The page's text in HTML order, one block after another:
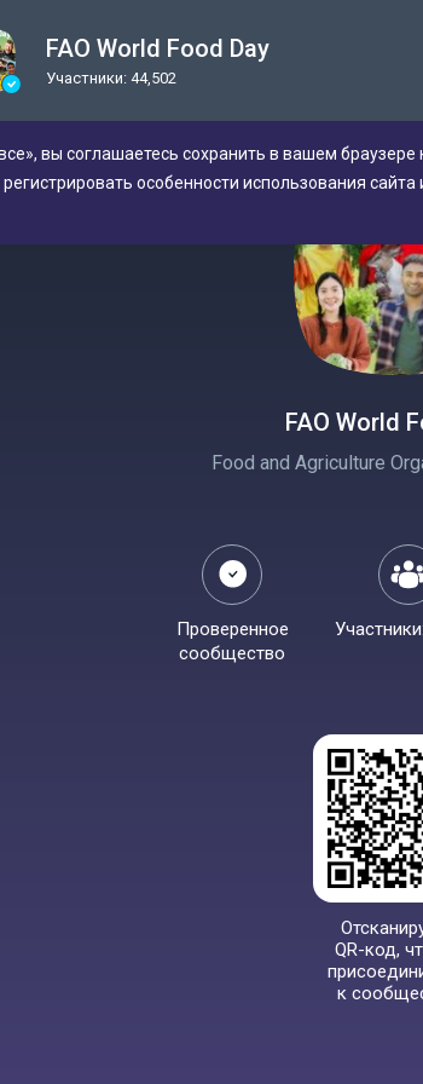
FAO World Food Day
Участники: 44,502
вы соглашаетесь сохранить в вашем
особенности использования
FAO World
Food and Agriculture
Проверенное
сообщество
QR-код,
к